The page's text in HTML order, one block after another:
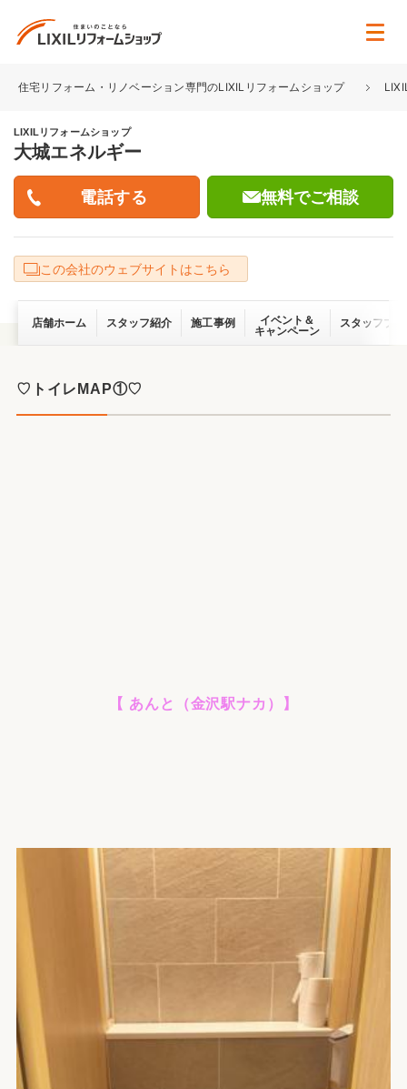
住宅リフォーム・リノベーション専門のLIXILリフォームショップ
LIXILリフォームショップ
大城エネルギー
無料でご相談
この会社のウェブサイトはこちら
店舗ホーム スタッフ紹介 施工事例
イベント＆
キャンペーン
スタッフブ
♡トイレMAP①♡
【 あんと（金沢駅ナカ）】